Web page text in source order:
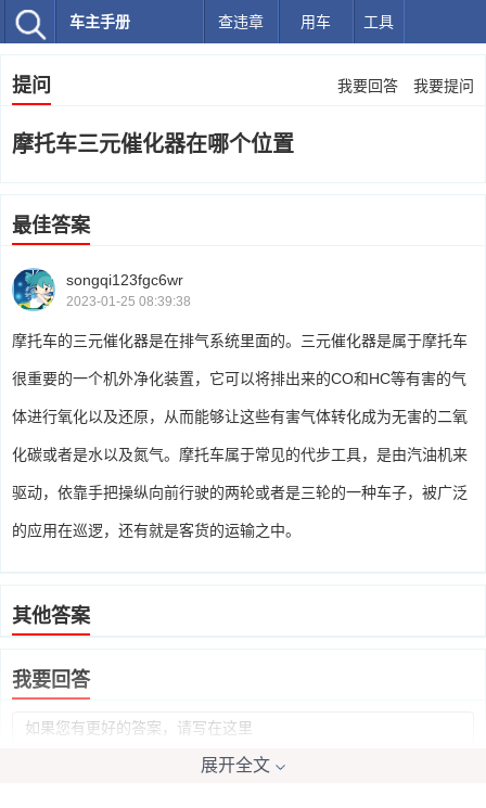
车主手册 查违章 用车 工具
提问 我要回答 我要提问
摩托车三元催化器在哪个位置
最佳答案
songqi123fgc6wr
2023-01-25 08:39:38
摩托车的三元催化器是在排气系统里面的。三元催化器是属于摩托车
很重要的一个机外净化装置，它可以将排出来的CO和HC等有害的气
体进行氧化以及还原，从而能够让这些有害气体转化成为无害的二氧
化碳或者是水以及氮气。摩托车属于常见的代步工具，是由汽油机来
驱动，依靠手把操纵向前行驶的两轮或者是三轮的一种车子，被广泛
的应用在巡逻，还有就是客货的运输之中。
其他答案
我要回答
展开全文